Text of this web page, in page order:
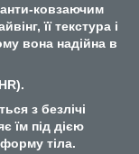
ковзаючим
її текстура і
вона надійна в
з безлічі
їм під дією
тіла.